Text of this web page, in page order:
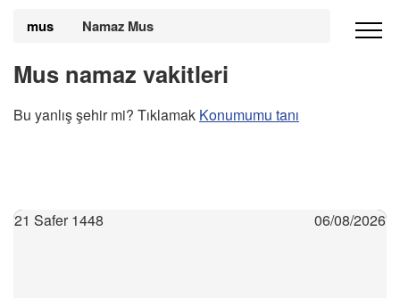
mus Namaz Mus
Mus namaz vakitleri
Bu yanlış şehir mi? Tıklamak Konumumu tanı
21 Safer 1448 06/08/2026